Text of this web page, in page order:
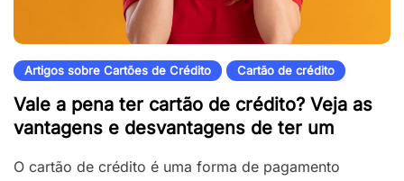
Artigos sobre Cartões de Crédito Cartão de crédito
Vale a pena ter cartão de crédito? Veja as
vantagens e desvantagens de ter um
O cartão de crédito é uma forma de pagamento